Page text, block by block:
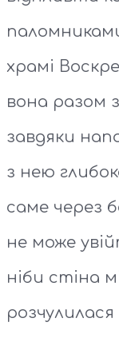
храмі
вона разом
завдяки
з нею
саме через
не може
ніби стіна